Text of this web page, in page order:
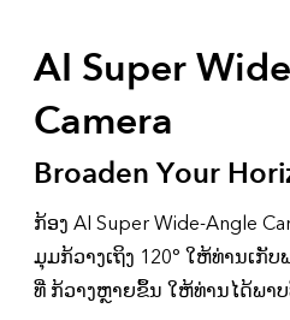
AI Super
Camera
Broaden Your
ກ້ອງ AI Super Wide-Angle
ມຸມກ້ວາງເຖິງ 120° ໃຫ້ທ່ານເກັ
ທີ່ ກ້ວາງຫຼາຍຂຶ້ນ ໃຫ້ທ່ານໄດ້ພາ